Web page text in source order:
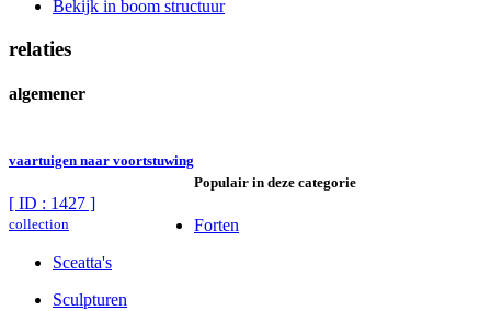
Bekijk in boom structuur
relaties
algemener
vaartuigen naar voortstuwing
[ ID : 1427 ]
collection
Populair in deze categorie
Forten
Sceatta's
Sculpturen